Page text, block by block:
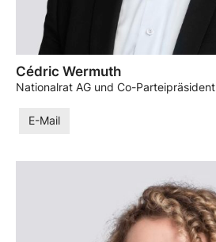
Cédric Wermuth
Nationalrat AG und Co-Parteipräsident
E-Mail